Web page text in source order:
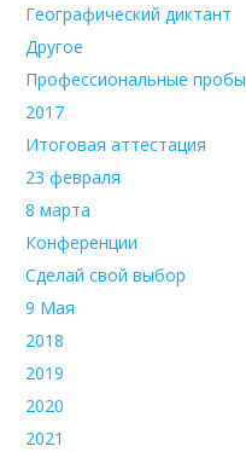
Географический диктант
Другое
Профессиональные пробы
2017
Итоговая аттестация
23 февраля
8 марта
Конференции
Сделай свой выбор
9 Мая
2018
2019
2020
2021